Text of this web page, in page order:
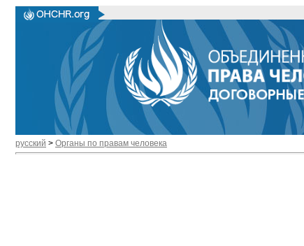
русский > Органы по правам человека